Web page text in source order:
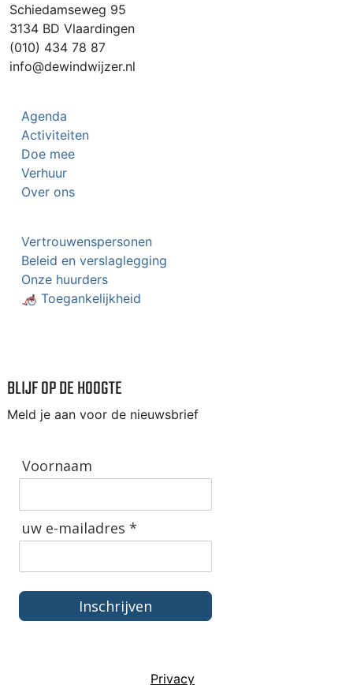
Schiedamseweg 95
3134 BD Vlaardingen
(010) 434 78 87
info@dewindwijzer.nl
Agenda
Activiteiten
Doe mee
Verhuur
Over ons
Vertrouwenspersonen
Beleid en verslaglegging
Onze huurders
🦽 Toegankelijkheid
BLIJF OP DE HOOGTE
Meld je aan voor de nieuwsbrief
Voornaam
uw e-mailadres *
Inschrijven
Privacy